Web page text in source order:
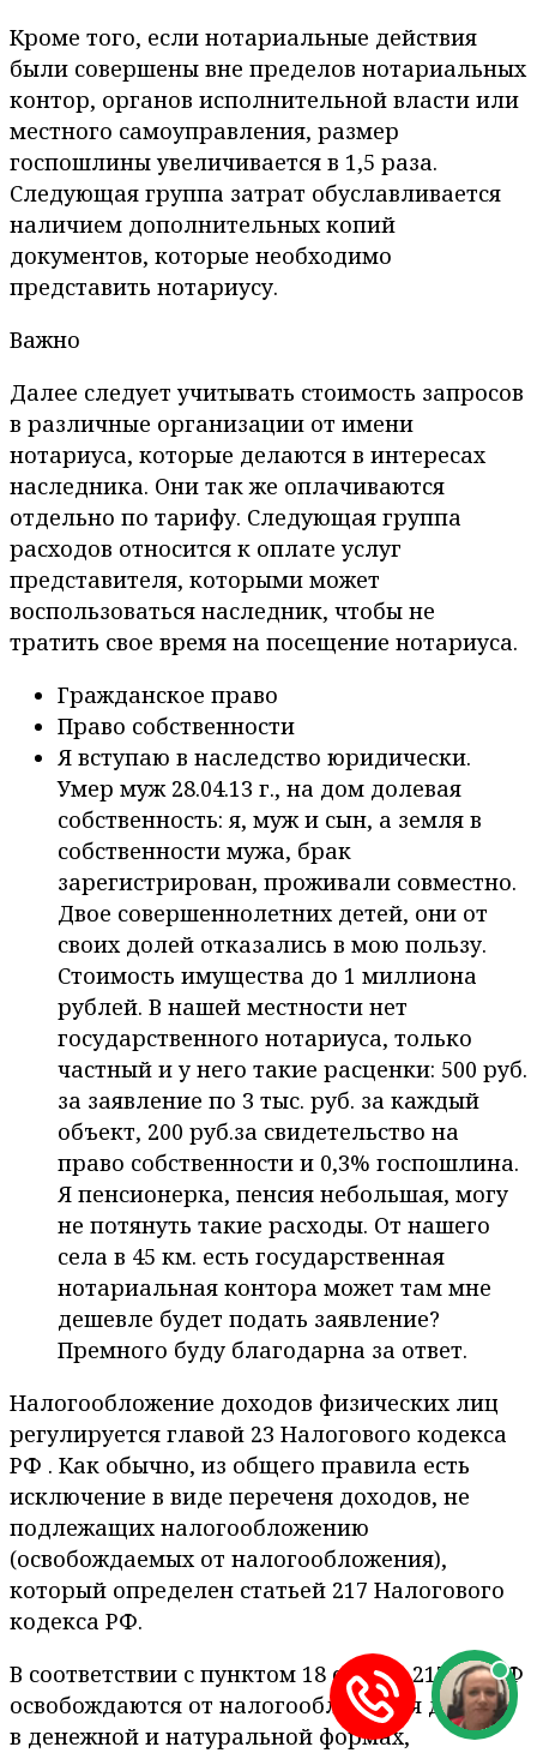
Кроме того, если нотариальные действия
были совершены вне пределов нотариальных
контор, органов исполнительной власти или
местного самоуправления, размер
госпошлины увеличивается в 1,5 раза.
Следующая группа затрат обуславливается
наличием дополнительных копий
документов, которые необходимо
представить нотариусу.
Важно
Далее следует учитывать стоимость запросов
в различные организации от имени
нотариуса, которые делаются в интересах
наследника. Они так же оплачиваются
отдельно по тарифу. Следующая группа
расходов относится к оплате услуг
представителя, которыми может
воспользоваться наследник, чтобы не
тратить свое время на посещение нотариуса.
Гражданское право
Право собственности
Я вступаю в наследство юридически.
Умер муж 28.04.13 г., на дом долевая
собственность: я, муж и сын, а земля в
собственности мужа, брак
зарегистрирован, проживали совместно.
Двое совершеннолетних детей, они от
своих долей отказались в мою пользу.
Стоимость имущества до 1 миллиона
рублей. В нашей местности нет
государственного нотариуса, только
частный и у него такие расценки: 500 руб.
за заявление по 3 тыс. руб. за каждый
объект, 200 руб.за свидетельство на
право собственности и 0,3% госпошлина.
Я пенсионерка, пенсия небольшая, могу
не потянуть такие расходы. От нашего
села в 45 км. есть государственная
нотариальная контора может там мне
дешевле будет подать заявление?
Премного буду благодарна за ответ.
Налогообложение доходов физических лиц
регулируется главой 23 Налогового кодекса
РФ . Как обычно, из общего правила есть
исключение в виде переченя доходов, не
подлежащих налогообложению
(освобождаемых от налогообложения),
который определен статьей 217 Налогового
кодекса РФ.
В соответствии с пунктом 18 статьи 217 НК РФ
освобождаются от налогообложения доходы
в денежной и натуральной формах,